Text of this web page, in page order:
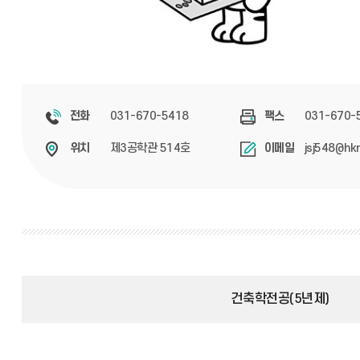
전화 031-670-5418 팩스 031-670-
위치 제3공학관 514호 이메일
건축학전공(5년제)